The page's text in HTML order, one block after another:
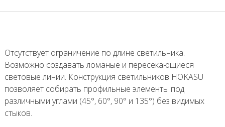
Отсутствует ограничение по длине светильника.
Возможно создавать ломаные и пересекающиеся
световые линии. Конструкция светильников HOKASU
позволяет собирать профильные элементы под
различными углами (45°, 60°, 90° и 135°) без видимых
стыков.